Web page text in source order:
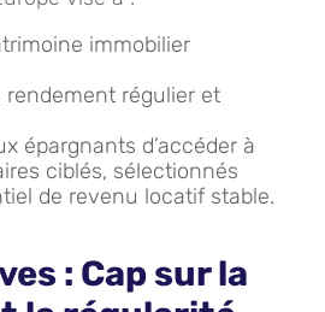
immobilier
régulier et
épargnants d’accéder à
ciblés, sélectionnés
de revenu locatif stable.
: Cap sur la